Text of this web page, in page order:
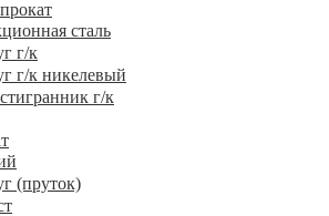
сталь
г/к
г/к никелевый
г/к
(пруток)